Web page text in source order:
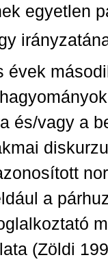
egyetlen
évek
és/vagy a
a
(Zöldi